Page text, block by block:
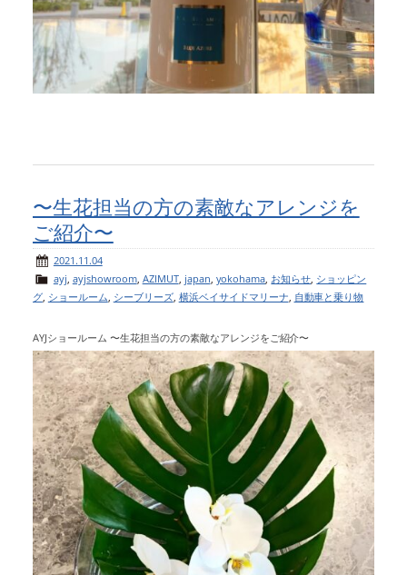
〜生花担当の方の素敵なアレンジを
ご紹介〜
2021.11.04
ayj, ayjshowroom, AZIMUT, japan, yokohama, お知らせ, ショッピン
グ, ショールーム, シーブリーズ, 横浜ベイサイドマリーナ, 自動車と乗り物
AYJショールーム 〜生花担当の方の素敵なアレンジをご紹介〜